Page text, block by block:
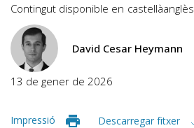
Contingut disponible en castellàanglès
David Cesar Heymann
13 de gener de 2026
Impressió Descarregar fitxer